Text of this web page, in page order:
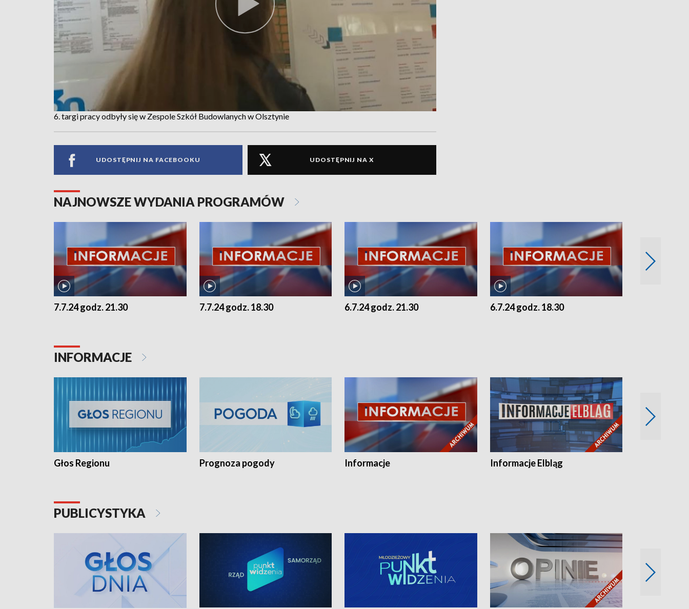
6. targi pracy odbyły się w Zespole Szkół Budowlanych w Olsztynie
UDOSTĘPNIJ NA FACEBOOKU UDOSTĘPNIJ NA X
NAJNOWSZE WYDANIA PROGRAMÓW
7.7.24 godz. 21.30 7.7.24 godz. 18.30 6.7.24 godz. 21.30 6.7.24 godz. 18.30
INFORMACJE
Głos Regionu Prognoza pogody Informacje Informacje Elbląg
PUBLICYSTYKA